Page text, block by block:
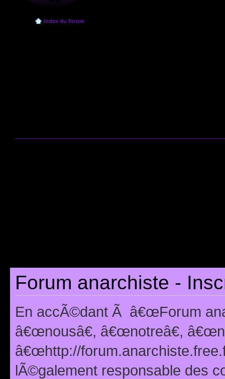
Index du forum
Forum anarchiste -
En accÃ©dant Ã â€œForum
â€œnousâ€, â€œnotreâ€,
â€œhttp://
lÃ©galement responsable des